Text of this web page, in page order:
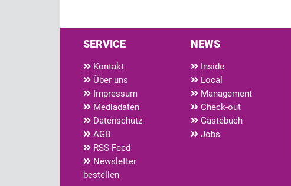
SERVICE
Kontakt
Über uns
Impressum
Mediadaten
Datenschutz
AGB
RSS-Feed
Newsletter
bestellen
NEWS
Inside
Local
Management
Check-out
Gästebuch
Jobs